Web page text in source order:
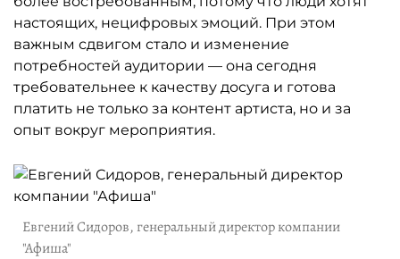
настоящих, нецифровых эмоций. При этом
важным сдвигом стало и изменение
потребностей аудитории — она сегодня
требовательнее к качеству досуга и готова
платить не только за контент артиста, но и за
опыт вокруг мероприятия.
Евгений Сидоров, генеральный директор компании
"Афиша"